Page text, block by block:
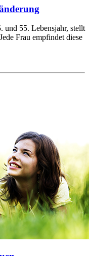
und 55. Lebensjahr, stellt
Frau empfindet diese